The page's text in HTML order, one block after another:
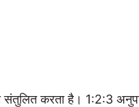
संतुलित करता है। 1:2:3